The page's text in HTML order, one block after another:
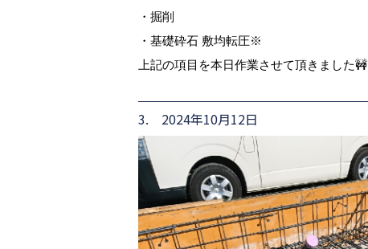
・掘削
・基礎砕石 敷均転圧※
上記の項目を本日作業させて頂きました🚧
3. 2024年10月12日